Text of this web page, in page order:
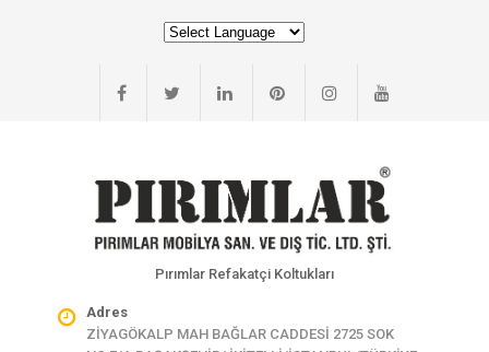
Pırımlar Refakatçi Koltukları
Adres
ZİYAGÖKALP MAH BAĞLAR CADDESİ 2725 SOK